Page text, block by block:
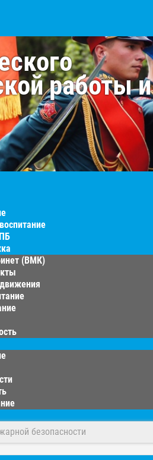
работы и
(ВМК)
безопасности